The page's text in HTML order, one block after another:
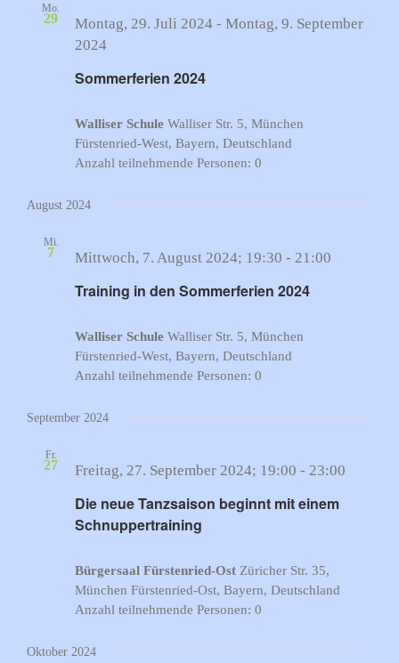
Mo.
29
Sommerferien 2024
Montag, 29. Juli 2024 - Montag, 9. September
2024
Walliser Schule Walliser Str. 5, München
Fürstenried-West, Bayern, Deutschland
Anzahl teilnehmende Personen: 0
August 2024
Mi.
7
Training in den Sommerferien 2024
Mittwoch, 7. August 2024; 19:30 - 21:00
Walliser Schule Walliser Str. 5, München
Fürstenried-West, Bayern, Deutschland
Anzahl teilnehmende Personen: 0
September 2024
Fr.
27
Die neue Tanzsaison beginnt mit einem
Schnuppertraining
Freitag, 27. September 2024; 19:00 - 23:00
Bürgersaal Fürstenried-Ost Züricher Str. 35,
München Fürstenried-Ost, Bayern, Deutschland
Anzahl teilnehmende Personen: 0
Oktober 2024